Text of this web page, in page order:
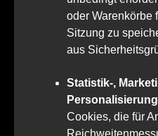
oder Warenkörbe
Sitzung zu
aus
Statistik-,
Cookies, die für